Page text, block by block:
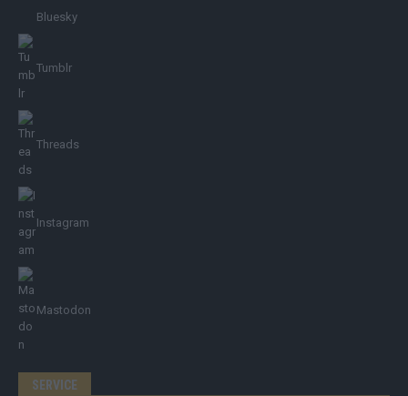
Bluesky
Tumblr
Threads
Instagram
Mastodon
SERVICE